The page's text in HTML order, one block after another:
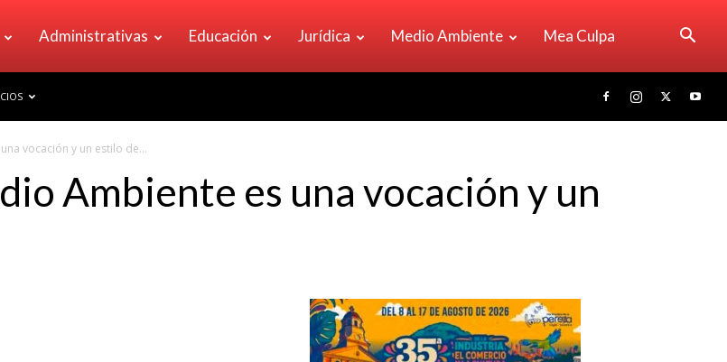
Administrativas Educación Jurídica Medio Ambiente Mea Culpa
vocación y un estilo de...
Ambiente es una vocación y un